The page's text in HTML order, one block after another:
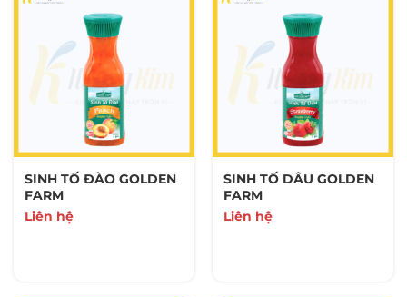
SINH TỐ ĐÀO GOLDEN
FARM
Liên hệ
SINH TỐ DÂU GOLDEN
FARM
Liên hệ